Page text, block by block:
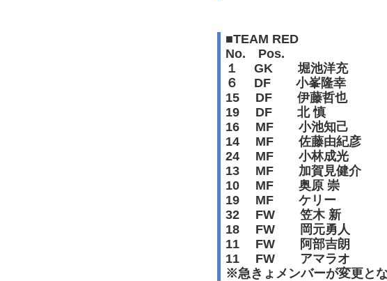
■TEAM RED
No. Pos. FC東
１ GK 堀池洋充
６ DF 小峯隆幸
15 DF 伊藤哲也
19 DF 北 慎
16 MF 小池知己
14 MF 佐藤由紀彦
24 MF 小林成光
13 MF 加賀見健介
10 MF 奥原 崇
19 MF ケリー
32 FW 笠木 新
18 FW 岡元勇人
11 FW 阿部吉朗
11 FW アマラオ
※急きょメンバーが変更と